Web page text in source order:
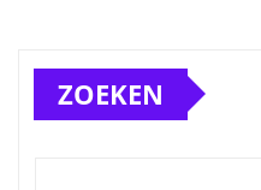
ZOEKEN